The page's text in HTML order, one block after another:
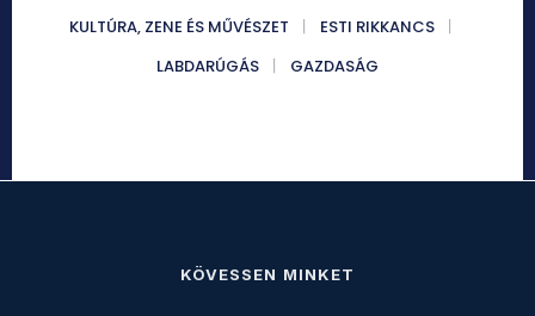
KULTÚRA, ZENE ÉS MŰVÉSZET
ESTI RIKKANCS
LABDARÚGÁS
GAZDASÁG
KÖVESSEN MINKET